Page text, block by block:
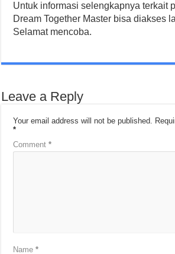
Untuk informasi selengkapnya terkait
Dream Together Master bisa diakses
Selamat mencoba.
Leave a Reply
Your email address will not be published.
*
Comment*
Name*